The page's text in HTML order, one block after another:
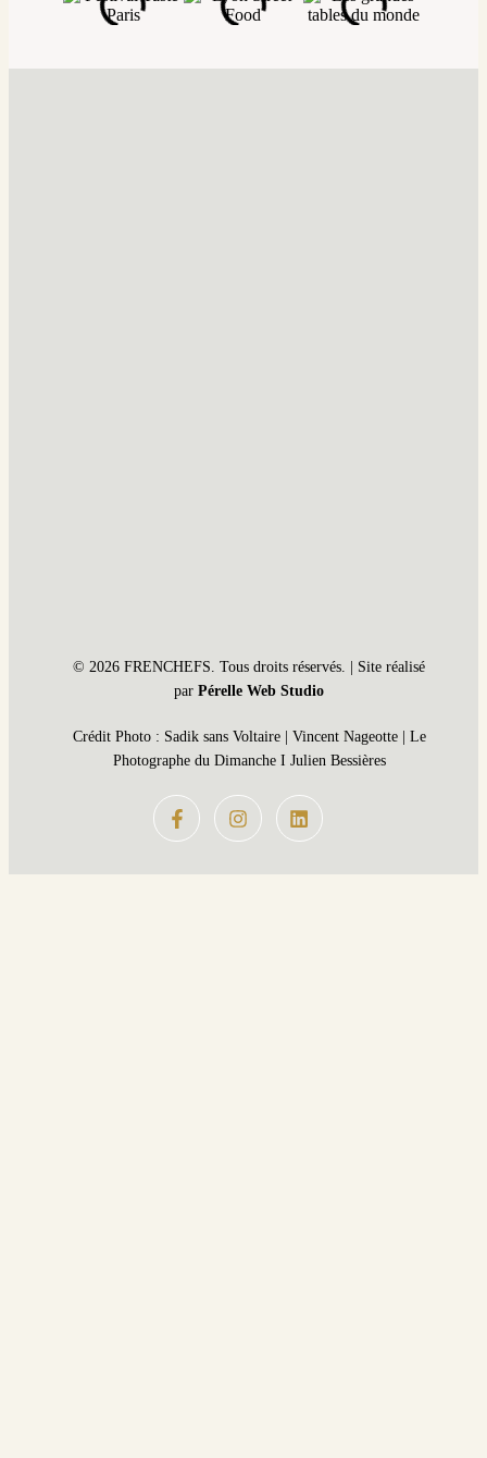
© 2026 FRENCHEFS. Tous droits réservés. | Site réalisé
par Pérelle Web Studio
Crédit Photo : Sadik sans Voltaire | Vincent Nageotte | Le
Photographe du Dimanche I Julien Bessières